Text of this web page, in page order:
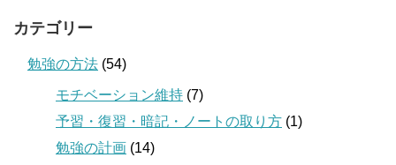
カテゴリー
勉強の方法 (54)
モチベーション維持 (7)
予習・復習・暗記・ノートの取り方 (1)
勉強の計画 (14)